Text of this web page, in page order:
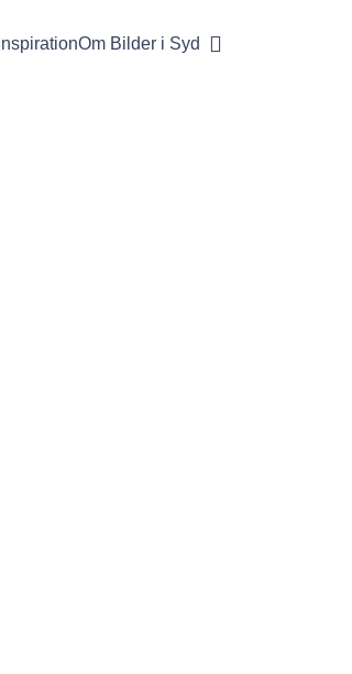
InspirationOm Bilder i Syd